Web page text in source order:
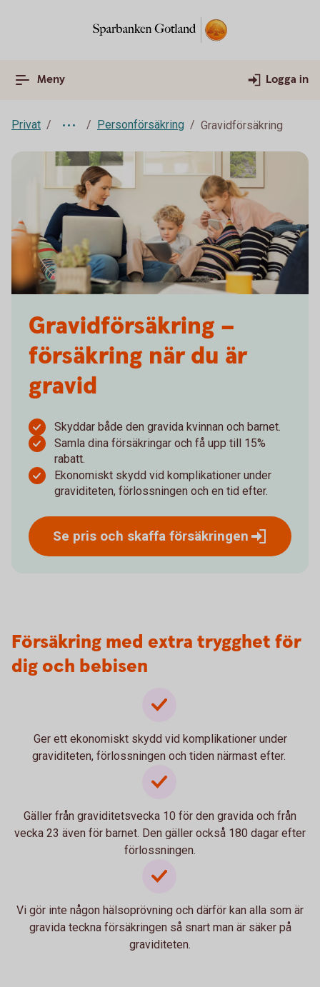
Meny Logga in
Privat Personförsäkring Gravidförsäkring
Gravid­försäkring –
försäkring när du är
gravid
Skyddar både den gravida kvinnan och barnet.
Samla dina försäkringar och få upp till 15%
rabatt.
Ekonomiskt skydd vid komplikationer under
graviditeten, förlossningen och en tid efter.
Se pris och skaffa försäkringen
Försäkring med extra trygghet för
dig och bebisen
Ger ett ekonomiskt skydd vid komplikationer under
graviditeten, förlossningen och tiden närmast efter.
Gäller från graviditetsvecka 10 för den gravida och från
vecka 23 även för barnet. Den gäller också 180 dagar efter
förlossningen.
Vi gör inte någon hälsoprövning och därför kan alla som är
gravida teckna försäkringen så snart man är säker på
graviditeten.